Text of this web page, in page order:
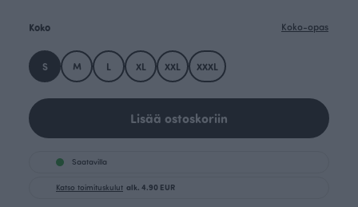
Koko Koko-opas
S M L XL XXL XXXL
Lisää ostoskoriin
Saatavilla
Katso toimituskulut alk. 4.90 EUR